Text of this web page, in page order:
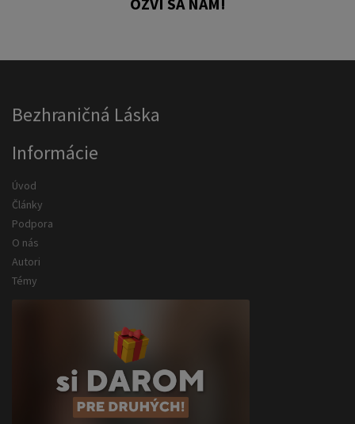
Bezhraničná Láska
Informácie
Úvod
Články
Podpora
O nás
Autori
Témy